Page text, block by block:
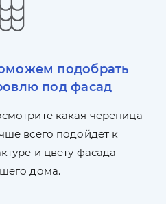
подобрать
под фасад
какая черепица
всего подойдет к
и цвету фасада
дома.